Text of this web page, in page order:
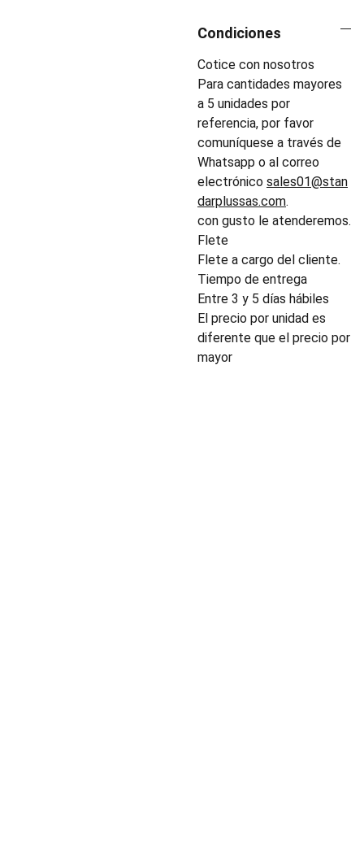
Condiciones
Cotice con nosotros
Para cantidades mayores
a 5 unidades por
referencia, por favor
comuníquese a través de
Whatsapp o al correo
electrónico sales01@stan
darplussas.com.
con gusto le atenderemos.
Flete
Flete a cargo del cliente.
Tiempo de entrega
Entre 3 y 5 días hábiles
El precio por unidad es
diferente que el precio por
mayor